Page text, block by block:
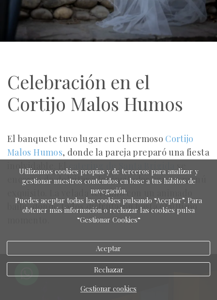
Celebración en el
Cortijo Malos Humos
El banquete tuvo lugar en el hermoso Cortijo
Malos Humos, donde la pareja preparó una fiesta
inolvidable. Elcatering de Santa Brígida
se
encargó de deleitar a los invitados con un menú
exquisito. La velada terminó con un animado
baile, donde todos disfrutaron hasta el último
Utilizamos cookies propias y de terceros para analizar y
gestionar nuestros contenidos en base a tus hábitos de
navegación.
Puedes aceptar todas las cookies pulsando “Aceptar”. Para
obtener más información o rechazar las cookies pulsa
“Gestionar Cookies“
Aceptar
Rechazar
Gestionar cookies